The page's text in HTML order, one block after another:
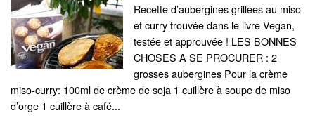
Recette d’aubergines grillées au miso
et curry trouvée dans le livre Vegan,
testée et approuvée ! LES BONNES
CHOSES A SE PROCURER : 2
grosses aubergines Pour la crème
miso-curry: 100ml de crème de soja 1 cuillère à soupe de miso
d’orge 1 cuillère à café...